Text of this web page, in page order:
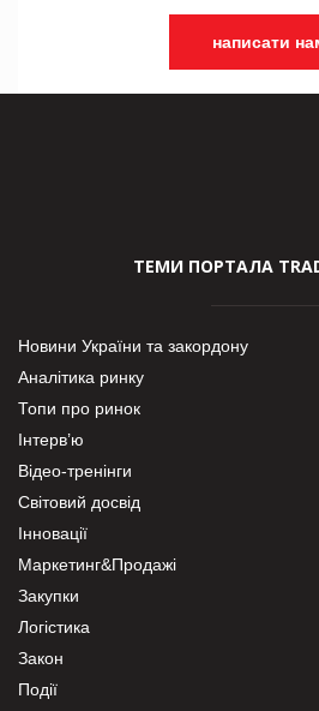
написати
ТЕМИ ПОРТАЛА
Новини України та закордону
Аналітика ринку
Топи про ринок
Інтерв’ю
Відео-тренінги
Світовий досвід
Інновації
Маркетинг&Продажі
Закупки
Логістика
Закон
Події